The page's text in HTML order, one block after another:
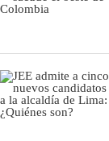
España
Tecnología
Club del Suscriptor